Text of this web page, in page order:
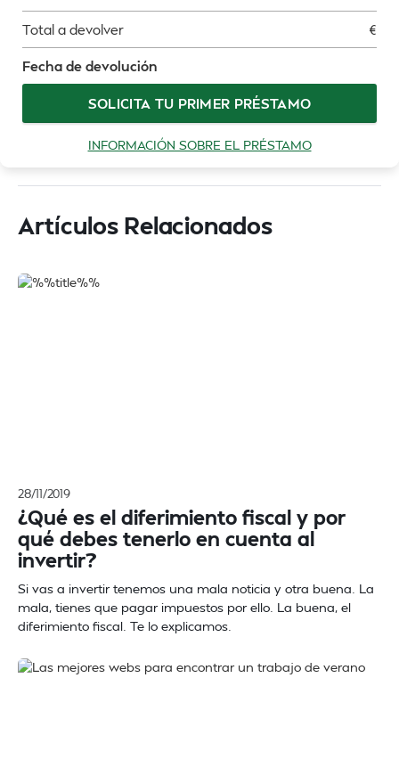
Total a devolver €
Fecha de devolución
SOLICITA TU PRIMER PRÉSTAMO
INFORMACIÓN SOBRE EL PRÉSTAMO
Artículos Relacionados
28/11/2019
¿Qué es el diferimiento fiscal y por
qué debes tenerlo en cuenta al
invertir?
Si vas a invertir tenemos una mala noticia y otra buena. La
mala, tienes que pagar impuestos por ello. La buena, el
diferimiento fiscal. Te lo explicamos.